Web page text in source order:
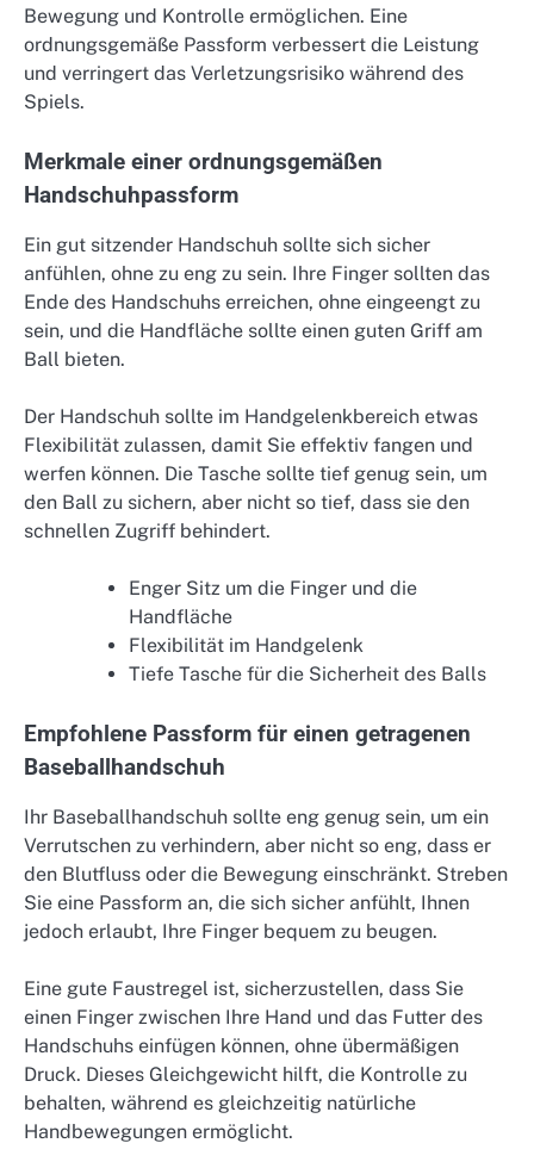
Bewegung und Kontrolle ermöglichen. Eine
ordnungsgemäße Passform verbessert die Leistung
und verringert das Verletzungsrisiko während des
Spiels.
Merkmale einer ordnungsgemäßen
Handschuhpassform
Ein gut sitzender Handschuh sollte sich sicher
anfühlen, ohne zu eng zu sein. Ihre Finger sollten das
Ende des Handschuhs erreichen, ohne eingeengt zu
sein, und die Handfläche sollte einen guten Griff am
Ball bieten.
Der Handschuh sollte im Handgelenkbereich etwas
Flexibilität zulassen, damit Sie effektiv fangen und
werfen können. Die Tasche sollte tief genug sein, um
den Ball zu sichern, aber nicht so tief, dass sie den
schnellen Zugriff behindert.
Enger Sitz um die Finger und die
Handfläche
Flexibilität im Handgelenk
Tiefe Tasche für die Sicherheit des Balls
Empfohlene Passform für einen getragenen
Baseballhandschuh
Ihr Baseballhandschuh sollte eng genug sein, um ein
Verrutschen zu verhindern, aber nicht so eng, dass er
den Blutfluss oder die Bewegung einschränkt. Streben
Sie eine Passform an, die sich sicher anfühlt, Ihnen
jedoch erlaubt, Ihre Finger bequem zu beugen.
Eine gute Faustregel ist, sicherzustellen, dass Sie
einen Finger zwischen Ihre Hand und das Futter des
Handschuhs einfügen können, ohne übermäßigen
Druck. Dieses Gleichgewicht hilft, die Kontrolle zu
behalten, während es gleichzeitig natürliche
Handbewegungen ermöglicht.